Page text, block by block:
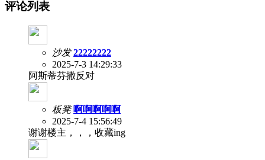
评论列表
沙发 22222222
2025-7-3 14:29:33
阿斯蒂芬撒反对
板凳 啊啊啊啊啊
2025-7-4 15:56:49
谢谢楼主，，，收藏ing